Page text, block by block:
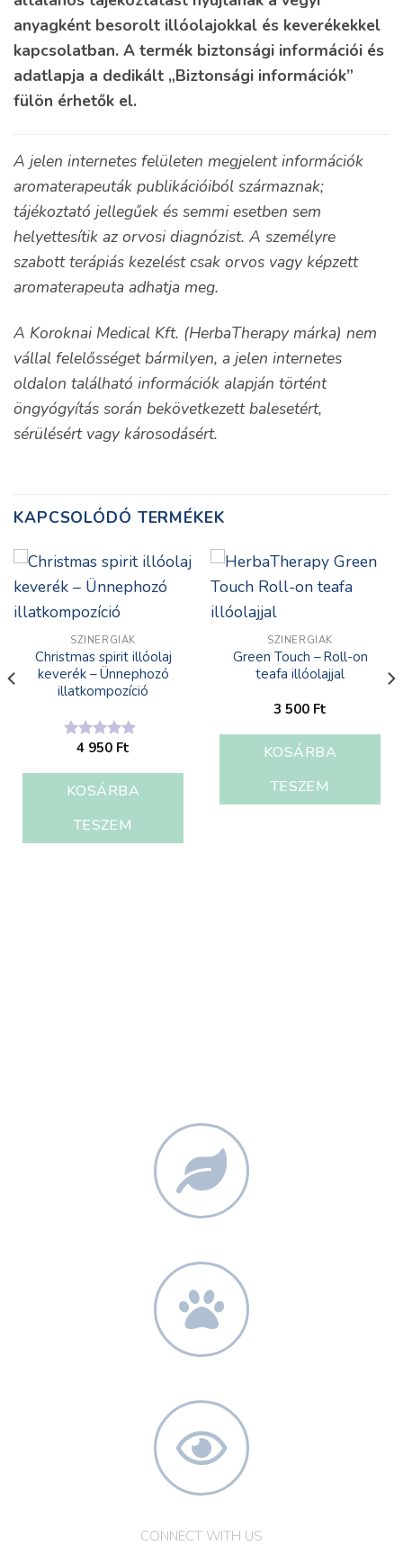
anyagként besorolt illóolajokkal és keverékekkel
kapcsolatban. A termék biztonsági információi és
adatlapja a dedikált „Biztonsági információk”
fülön érhetők el.
A jelen internetes felületen megjelent információk
aromaterapeuták publikációiból származnak;
tájékoztató jellegűek és semmi esetben sem
helyettesítik az orvosi diagnózist. A személyre
szabott terápiás kezelést csak orvos vagy képzett
aromaterapeuta adhatja meg.
A Koroknai Medical Kft. (HerbaTherapy márka) nem
vállal felelősséget bármilyen, a jelen internetes
oldalon található információk alapján történt
öngyógyítás során bekövetkezett balesetért,
sérülésért vagy károsodásért.
KAPCSOLÓDÓ TERMÉKEK
SZINERGIÁK
Christmas spirit illóolaj
keverék – Ünnephozó
illatkompozíció
Értékelés:
4 950 Ft
KOSÁRBA
TESZEM
SZINERGIÁK
Green Touch – Roll-on
teafa illóolajjal
3 500 Ft
KOSÁRBA
TESZEM
CONNECT WITH US